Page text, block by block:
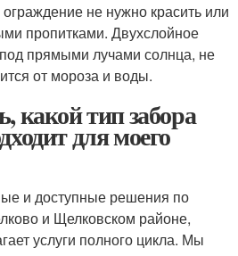
не нужно красить или
пропитками. Двухслойное
прямыми лучами солнца, не
от мороза и воды.
какой тип забора
для моего
и доступные решения по
и Щелковском районе,
услуги полного цикла. Мы